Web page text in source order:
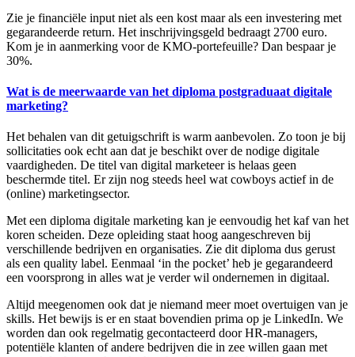
Zie je financiële input niet als een kost maar als een investering met
gegarandeerde return. Het inschrijvingsgeld bedraagt 2700 euro.
Kom je in aanmerking voor de KMO-portefeuille? Dan bespaar je
30%.
Wat is de meerwaarde van het diploma postgraduaat digitale
marketing?
Het behalen van dit getuigschrift is warm aanbevolen. Zo toon je bij
sollicitaties ook echt aan dat je beschikt over de nodige digitale
vaardigheden. De titel van digital marketeer is helaas geen
beschermde titel. Er zijn nog steeds heel wat cowboys actief in de
(online) marketingsector.
Met een diploma digitale marketing kan je eenvoudig het kaf van het
koren scheiden. Deze opleiding staat hoog aangeschreven bij
verschillende bedrijven en organisaties. Zie dit diploma dus gerust
als een quality label. Eenmaal ‘in the pocket’ heb je gegarandeerd
een voorsprong in alles wat je verder wil ondernemen in digitaal.
Altijd meegenomen ook dat je niemand meer moet overtuigen van je
skills. Het bewijs is er en staat bovendien prima op je LinkedIn. We
worden dan ook regelmatig gecontacteerd door HR-managers,
potentiële klanten of andere bedrijven die in zee willen gaan met